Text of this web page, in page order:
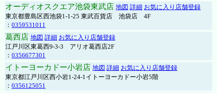
オーディオスクエア池袋東武店 地図 詳細 お気に入り店舗登録
東京都豊島区西池袋1-1-25 東武百貨店 池袋店 4F
： 0359531011
葛西店 地図 詳細 お気に入り店舗登録
江戸川区東葛西9-3-3 アリオ葛西店2F
： 0356677301
イトーヨーカドー小岩店 地図 詳細 お気に入り店舗登録
東京都江戸川区西小岩1-24-1イトーヨーカドー小岩5階
： 0356125051